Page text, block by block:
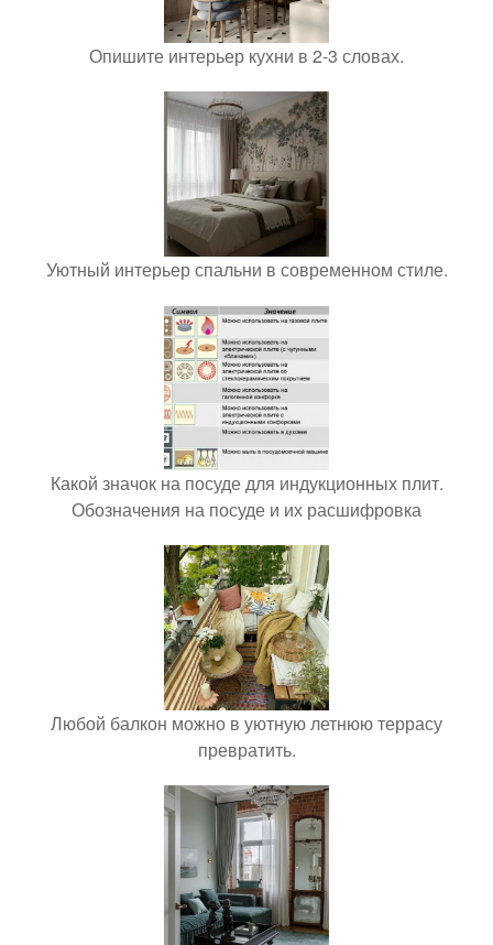
Опишите интерьер кухни в 2-3 словах.
Уютный интерьер спальни в современном стиле.
Какой значок на посуде для индукционных плит.
Обозначения на посуде и их расшифровка
Любой балкон можно в уютную летнюю террасу
превратить.